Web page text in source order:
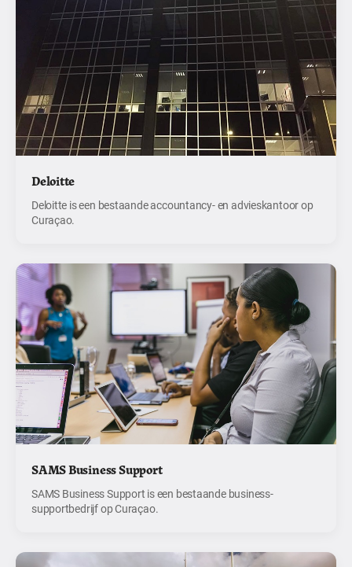
Deloitte
Deloitte is een bestaande accountancy- en advieskantoor op
Curaçao.
SAMS Business Support
SAMS Business Support is een bestaande business-
supportbedrijf op Curaçao.